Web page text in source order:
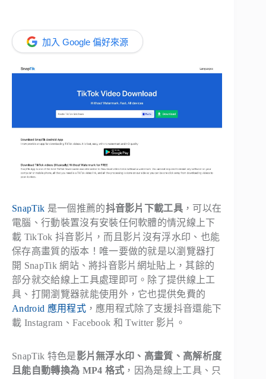
加入 Google 偏好來源
SnapTik 是一個推薦的抖音影片下載工具 ，可以在
電腦、行動裝置沒有安裝任何軟體的情況線上下
載 TikTok 抖音影片，而且影片沒有浮水印、也能
保存高畫質的版本！唯一要做的就是以瀏覽器打
開 SnapTik 網站、將抖音影片網址貼上，其餘的
部分就交給線上工具處理即可。除了提供線上工
具、打開瀏覽器就能使用外，它也提供免費的
Android 應用程式，應用程式除了支援抖音還能下
載 Instagram、Facebook 和 Twitter 影片。
SnapTik 特色是影片無浮水印、高畫質、高解析度
且能自動轉換為 MP4 格式 ，因為是線上工具、只